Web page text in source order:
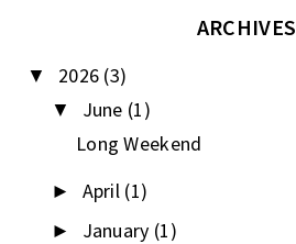
ARCHIVES
▼ 2026 (3)
▼ June (1)
Long Weekend
► April (1)
► January (1)